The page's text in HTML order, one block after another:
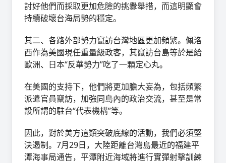
討好他們而採取更加危險的挑釁舉措，而這明顯會
持續破壞台海局勢的穩定。
其二、各路外部勢力竄訪台灣地區更加頻繁。佩洛
西作為美國現任重量級政客，其竄訪台島等於是給
歐洲、日本“反華勢力”吃了一顆定心丸。
在美國的支持下，他們將更加膽大妄為，包括頻繁
派遣官員竄訪，加強同島內的政治交流，甚至是常
設所謂的駐台“代表機構”等。
因此，對於美方這類突破底線的活動，我們必須堅
決遏制。7月29日，大陸距離台灣島最近的福建平
潭海事局通告，平潭附近海域將進行實彈射擊訓練